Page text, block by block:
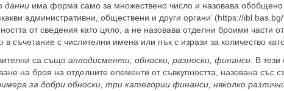
данни има форма само за множествено число и назовава обобщено
административни, обществени и други органи’ (https://
от сведения като цяло, а не назовава отделни броими части
в съчетание с числителни имена или пък с изрази за количество
са също аплодисменти, обноски, разноски, финанси . В
на броя на отделните елементи от съвкупността, назована със
за добри обноски, три категории финанси, няколко